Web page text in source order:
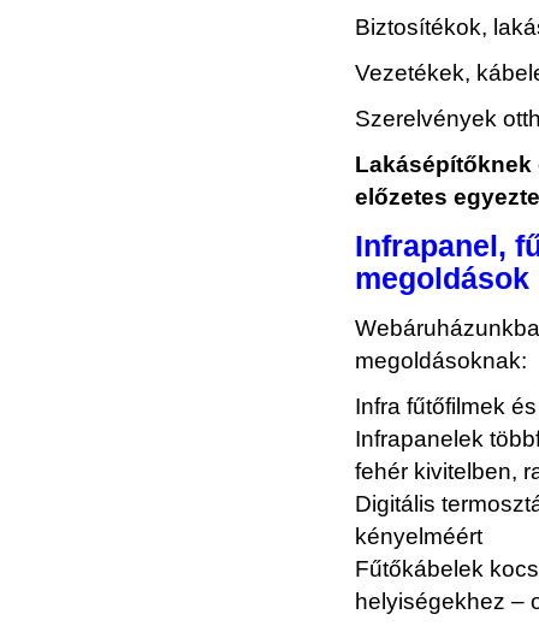
Biztosítékok,
Vezetékek,
Szerelvények
előzetes
Infrapanel,
megoldások
megoldásoknak:
Infra fűtőfilmek
Infrapanelek
fehér kivitelben,
Digitális
kényelméért
Fűtőkábelek
helyiségekhez –